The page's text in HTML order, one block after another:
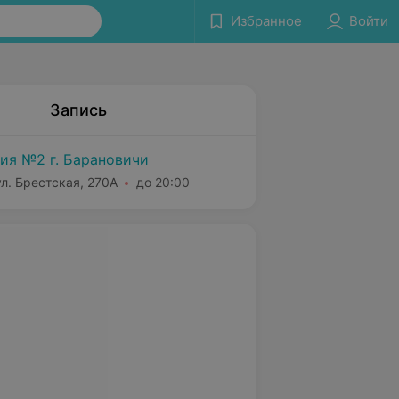
Избранное Войти
Запись
№2 г. Барановичи
Брестская, 270А до 20:00